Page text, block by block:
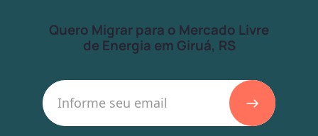
Quero Migrar para o Mercado Livre
de Energia em Giruá, RS